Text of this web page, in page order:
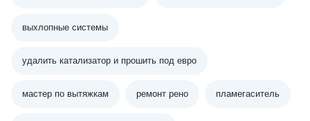
выхлопные системы
удалить катализатор и прошить под евро
мастер по вытяжкам ремонт рено пламегаситель